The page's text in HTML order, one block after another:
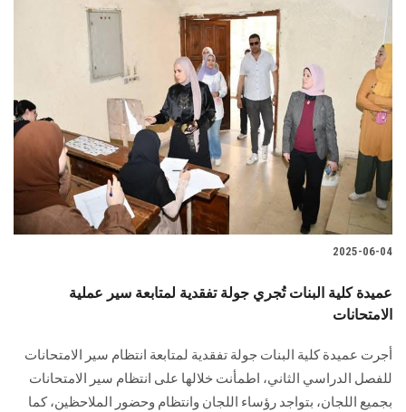
2025-06-04
عميدة كلية البنات تُجري جولة تفقدية لمتابعة سير عملية
الامتحانات
أجرت عميدة كلية البنات جولة تفقدية لمتابعة انتظام سير الامتحانات
للفصل الدراسي الثاني، اطمأنت خلالها على انتظام سير الامتحانات
بجميع اللجان، بتواجد رؤساء اللجان وانتظام وحضور الملاحظين، كما